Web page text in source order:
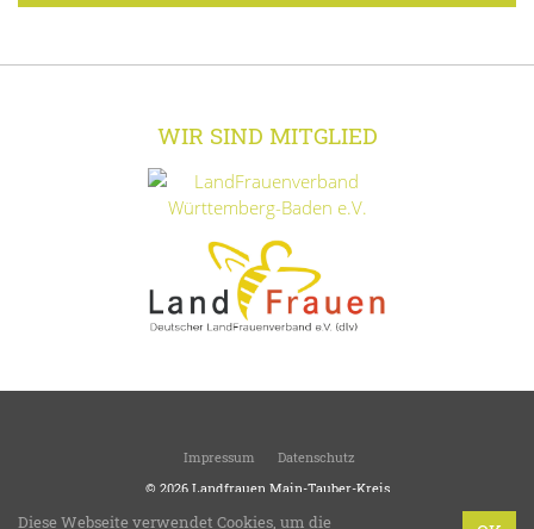
WIR SIND MITGLIED
Impressum
Datenschutz
© 2026 Landfrauen Main-Tauber-Kreis
Diese Webseite verwendet Cookies, um die